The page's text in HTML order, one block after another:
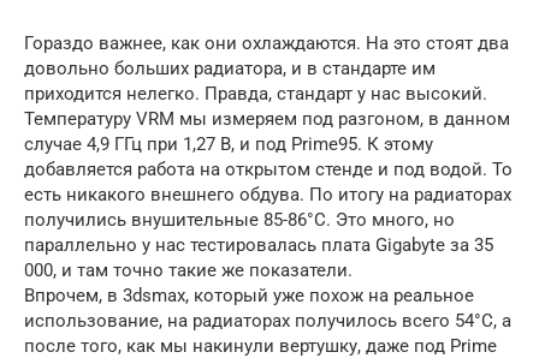
Гораздо важнее, как они охлаждаются. На это стоят два
довольно больших радиатора, и в стандарте им
приходится нелегко. Правда, стандарт у нас высокий.
Температуру VRM мы измеряем под разгоном, в данном
случае 4,9 ГГц при 1,27 В, и под Prime95. К этому
добавляется работа на открытом стенде и под водой. То
есть никакого внешнего обдува. По итогу на радиаторах
получились внушительные 85-86°С. Это много, но
параллельно у нас тестировалась плата Gigabyte за 35
000, и там точно такие же показатели.
Впрочем, в 3dsmax, который уже похож на реальное
использование, на радиаторах получилось всего 54°С, а
после того, как мы накинули вертушку, даже под Prime